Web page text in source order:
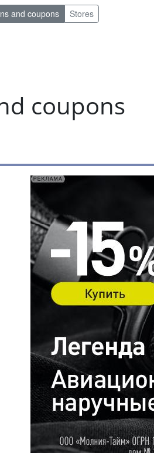
and coupons Stores
coupons